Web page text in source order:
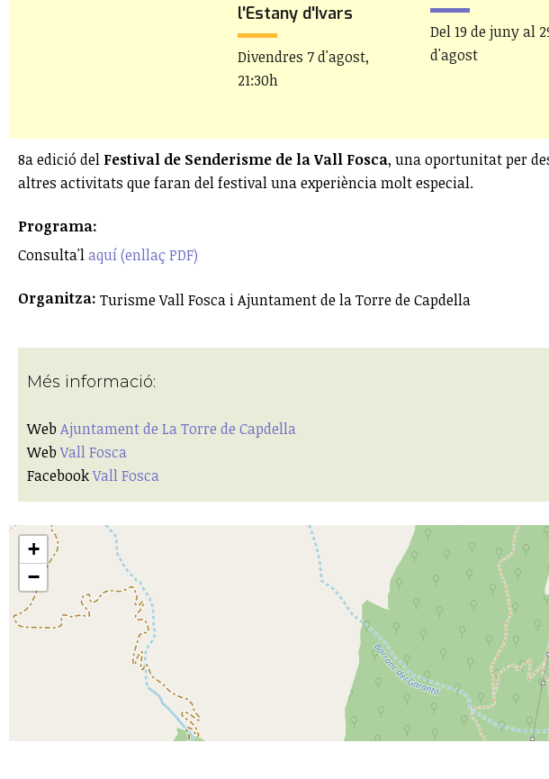
l'Estany d'Ivars
Divendres 7 d'agost,
21:30h
Del 19 de juny al
d'agost
8a edició del Festival de Senderisme de la Vall Fosca, una oportunitat per
altres activitats que faran del festival una experiència molt especial.
Programa:
Consulta'laquí (enllaç PDF)
Organitza: Turisme Vall Fosca i Ajuntament de la Torre de Capdella
Més informació:
Web Ajuntament de La Torre de Capdella
WebVall Fosca
FacebookVall Fosca
+
−